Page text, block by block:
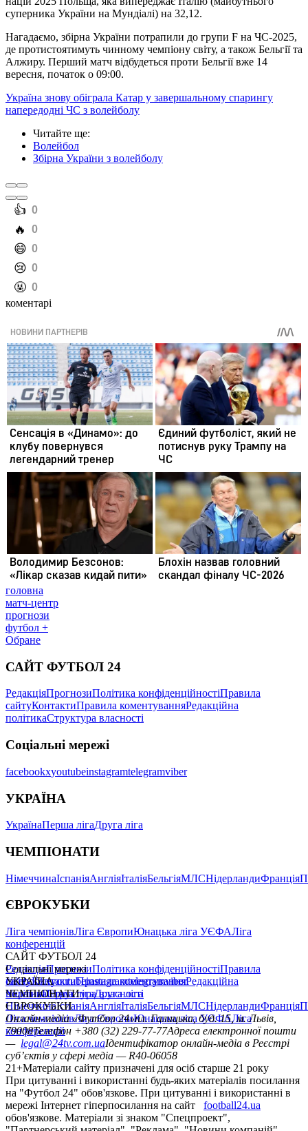
суперника України на Мундіалі) на 32,12.
Нагадаємо, збірна України потрапили до групи F на ЧС-2025,
де протистоятимуть чинному чемпіону світу, а також Бельгії та
Алжиру. Перший матч відбудеться проти Бельгії вже 14
вересня, початок о 09:00.
Україна знову обіграла Катар у завершальному спарингу
напередодні ЧС з волейболу
Читайте ще:
Волейбол
Збірна України з волейболу
️👍 0
️🔥 0
️😄 0
️😢 0
️🤬 0
коментарі
головна
матч-центр
прогнози
футбол +
Обране
САЙТ ФУТБОЛ 24
РедакціяПрогнозиПолітика конфіденційностіПравила
сайтуКонтактиПравила коментуванняРедакційна
політикаСтруктура власності
Соціальні мережі
facebookxyoutubeinstagramtelegramviber
УКРАЇНА
УкраїнаПерша лігаДруга ліга
ЧЕМПІОНАТИ
НімеччинаІспаніяАнгліяІталіяБельгіяМЛСНідерландиФранція
ЄВРОКУБКИ
Ліга чемпіонівЛіга ЄвропиЮнацька ліга УЄФАЛіга
конференцій
САЙТ ФУТБОЛ 24
РедакціяПрогнозиПолітика конфіденційностіПравила
сайтуКонтактиПравила коментуванняРедакційна
політикаСтруктура власності
Соціальні мережі
facebookxyoutubeinstagramtelegramviber
УКРАЇНА
УкраїнаПерша лігаДруга ліга
ЧЕМПІОНАТИ
НімеччинаІспаніяАнгліяІталіяБельгіяМЛСНідерландиФранція
ЄВРОКУБКИ
Ліга чемпіонівЛіга ЄвропиЮнацька ліга УЄФАЛіга
конференцій
Онлайн-медіа «Футбол 24»пл. Галицька, буд. 15, м. Львів,
79008Телефон +380 (32) 229-77-77Адреса електронної пошти
— legal@24tv.com.uaІдентифікатор онлайн-медіа в Реєстрі
суб’єктів у сфері медіа — R40-06058
21+Матеріали сайту призначені для осіб старше 21 року
При цитуванні і використанні будь-яких матеріалів посилання
на "Футбол 24" обов'язкове. При цитуванні і використанні в
мережі Інтернет гіперпосилання на сайт
football24.ua
обов'язкове. Матеріали зі знаком "Спецпроект",